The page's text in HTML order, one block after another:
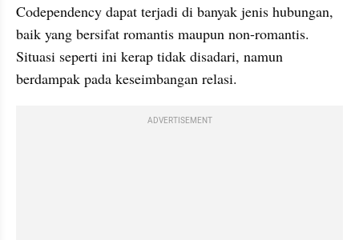
Codependency dapat terjadi di banyak jenis hubungan,
baik yang bersifat romantis maupun non-romantis.
Situasi seperti ini kerap tidak disadari, namun
berdampak pada keseimbangan relasi.
ADVERTISEMENT